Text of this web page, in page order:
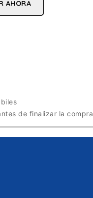
AHORA
de finalizar la compra